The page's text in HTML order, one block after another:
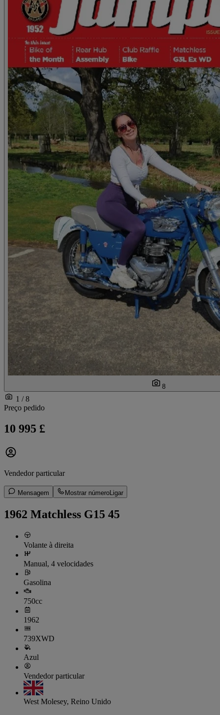
8
1 / 8
Preço pedido
10 995 £
Vendedor particular
Mensagem Mostrar númeroLigar
1962 Matchless G15 45
Volante à direita
Manual, 4 velocidades
Gasolina
750cc
1962
739XWD
Azul
Vendedor particular
West Molesey, Reino Unido